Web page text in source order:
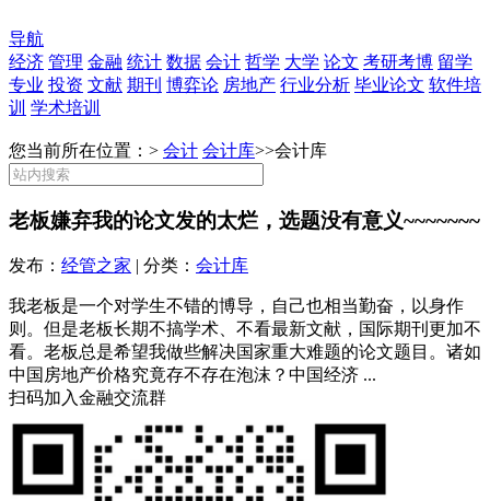
导航
经济 管理 金融 统计 数据 会计 哲学 大学 论文 考研考博 留学
专业 投资 文献 期刊 博弈论 房地产 行业分析 毕业论文 软件培
训 学术培训
您当前所在位置：> 会计 会计库>>会计库
老板嫌弃我的论文发的太烂，选题没有意义~~~~~~~
发布： 经管之家 | 分类： 会计库
我老板是一个对学生不错的博导，自己也相当勤奋，以身作
则。但是老板长期不搞学术、不看最新文献，国际期刊更加不
看。老板总是希望我做些解决国家重大难题的论文题目。诸如
中国房地产价格究竟存不存在泡沫？中国经济 ...
扫码加入金融交流群